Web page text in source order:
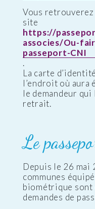
Vous
site
https://
associes/Ou-
passeport-CNI
.
La carte
l’endroit où aura
le demandeur
retrait.
Le
Depuis le 26 mai
communes
biométrique sont
demandes de